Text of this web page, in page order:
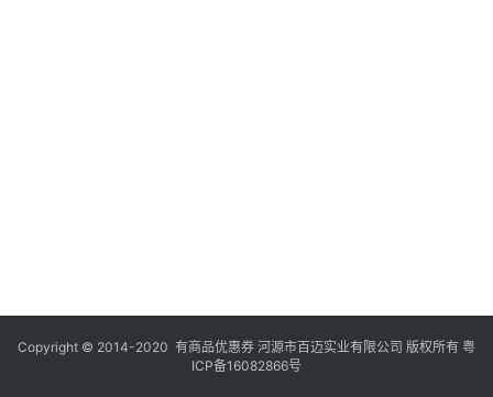
Copyright © 2014-2020 有商品优惠券 河源市百迈实业有限公司 版权所有 粤
ICP备16082866号